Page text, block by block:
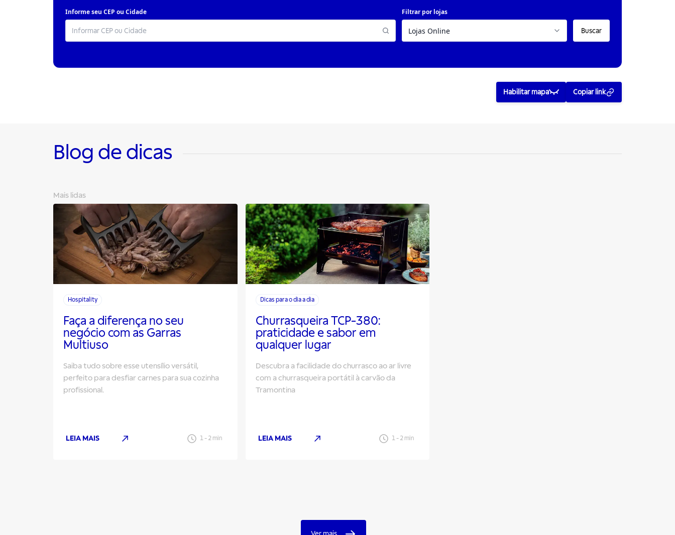
Informe seu CEP ou Cidade Filtrar por lojas
Buscar
Habilitar mapa Copiar link
Blog de dicas
Mais lidas
Hospitality
Faça a diferença no seu
negócio com as Garras
Multiuso
Saiba tudo sobre esse utensílio versátil,
perfeito para desfiar carnes para sua cozinha
profissional.
LEIA MAIS 1- 2min
Dicas para o dia a dia
Churrasqueira TCP-380:
praticidade e sabor em
qualquer lugar
Descubra a facilidade do churrasco ao ar livre
com a churrasqueira portátil à carvão da
Tramontina
LEIA MAIS 1- 2 min